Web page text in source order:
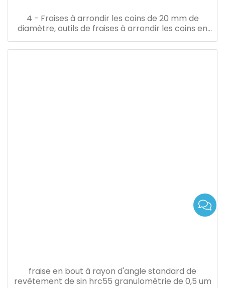
4 - Fraises à arrondir les coins de 20 mm de
diamètre, outils de fraises à arrondir les coins en
carbure
fraise en bout à rayon d'angle standard de
revêtement de sin hrc55 granulométrie de 0,5 um